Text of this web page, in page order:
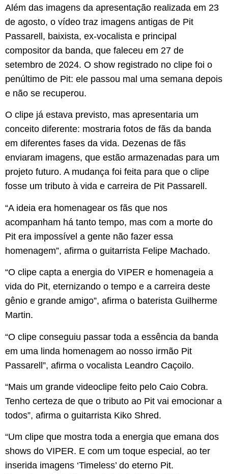
Além das imagens da apresentação realizada em 23
de agosto, o vídeo traz imagens antigas de Pit
Passarell, baixista, ex-vocalista e principal
compositor da banda, que faleceu em 27 de
setembro de 2024. O show registrado no clipe foi o
penúltimo de Pit: ele passou mal uma semana depois
e não se recuperou.
O clipe já estava previsto, mas apresentaria um
conceito diferente: mostraria fotos de fãs da banda
em diferentes fases da vida. Dezenas de fãs
enviaram imagens, que estão armazenadas para um
projeto futuro. A mudança foi feita para que o clipe
fosse um tributo à vida e carreira de Pit Passarell.
“A ideia era homenagear os fãs que nos
acompanham há tanto tempo, mas com a morte do
Pit era impossível a gente não fazer essa
homenagem”, afirma o guitarrista Felipe Machado.
“O clipe capta a energia do VIPER e homenageia a
vida do Pit, eternizando o tempo e a carreira deste
gênio e grande amigo”, afirma o baterista Guilherme
Martin.
“O clipe conseguiu passar toda a essência da banda
em uma linda homenagem ao nosso irmão Pit
Passarell”, afirma o vocalista Leandro Caçoilo.
“Mais um grande videoclipe feito pelo Caio Cobra.
Tenho certeza de que o tributo ao Pit vai emocionar a
todos”, afirma o guitarrista Kiko Shred.
“Um clipe que mostra toda a energia que emana dos
shows do VIPER. E com um toque especial, ao ter
inserida imagens ‘Timeless’ do eterno Pit.